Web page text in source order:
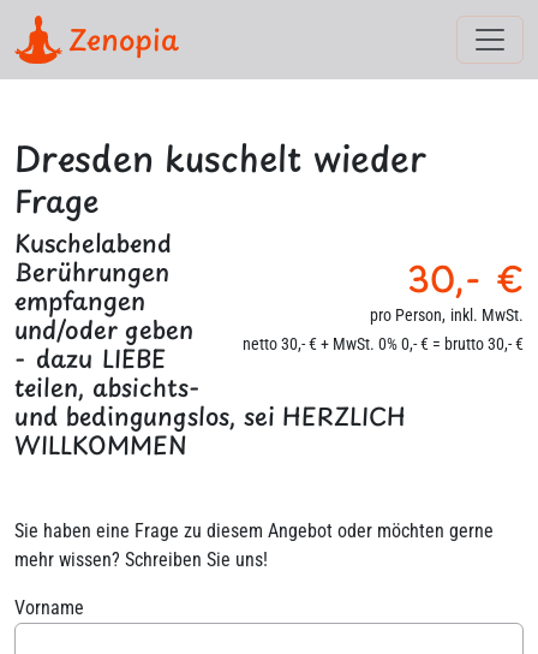
Zenopia
Dresden kuschelt wieder
Frage
30,- €
pro Person, inkl. MwSt.
netto 30,- € + MwSt. 0% 0,- € = brutto 30,- €
Kuschelabend
Berührungen
empfangen
und/oder geben
- dazu LIEBE
teilen, absichts-
und bedingungslos, sei HERZLICH
WILLKOMMEN
Sie haben eine Frage zu diesem Angebot oder möchten gerne
mehr wissen? Schreiben Sie uns!
Vorname